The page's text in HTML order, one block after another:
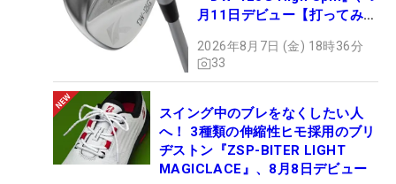
月11日デビュー【打ってみ
2026年8月7日 (金) 18時36分
33
スイング中のブレをなくしたい人
へ！ 3種類の伸縮性ヒモ採用のブリ
ヂストン『ZSP-BITER LIGHT
MAGICLACE』、8月8日デビュー